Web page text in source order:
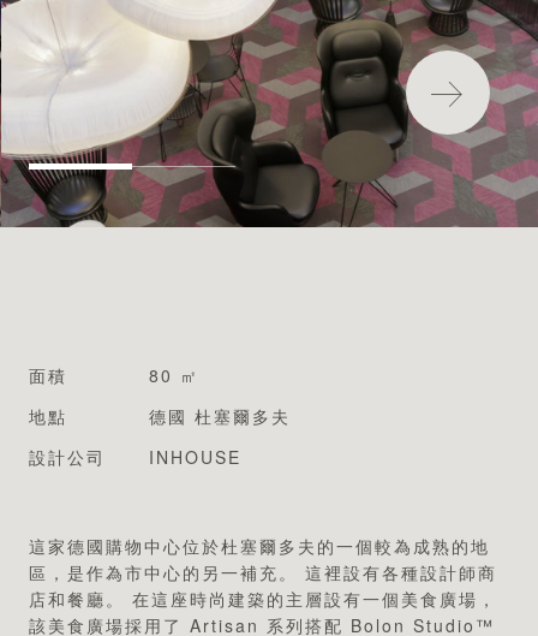
安裝
維護
FAQ
下載中心
面積
80 ㎡
地點
德國 杜塞爾多夫
設計公司
INHOUSE
這家德國購物中心位於杜塞爾多夫的一個較為成熟的地
區，是作為市中心的另一補充。 這裡設有各種設計師商
店和餐廳。 在這座時尚建築的主層設有一個美食廣場，
該美食廣場採用了 Artisan 系列搭配 Bolon Studio™